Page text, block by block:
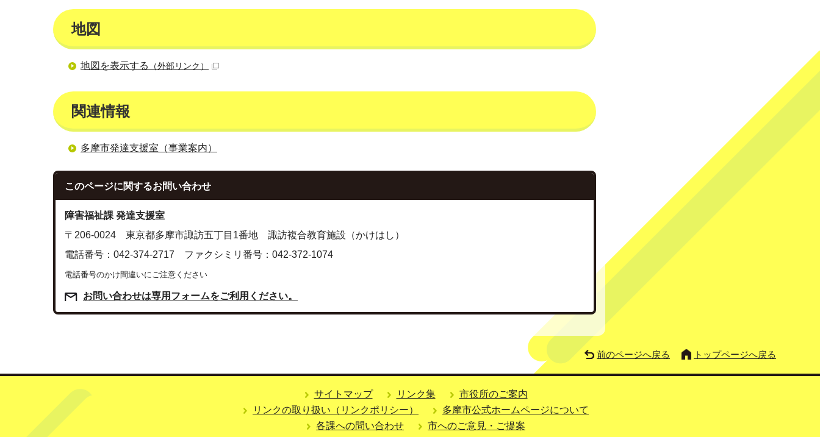
地図
地図を表示する （外部リンク）
関連情報
多摩市発達支援室（事業案内）
このページに関するお問い合わせ
障害福祉課 発達支援室
〒206-0024 東京都多摩市諏訪五丁目1番地 諏訪複合教育施設（かけはし）
電話番号：042-374-2717 ファクシミリ番号：042-372-1074
電話番号のかけ間違いにご注意ください
お問い合わせは専用フォームをご利用ください。
前のページへ戻る トップページへ戻る
サイトマップ リンク集
市役所のご案内
リンクの取り扱い（リンクポリシー）
多摩市公式ホームページについて
各課への問い合わせ
市へのご意見・ご提案